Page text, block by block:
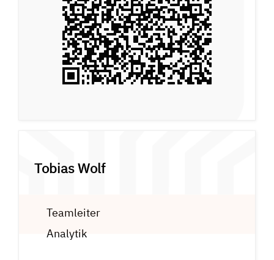
Tobias Wolf
Teamleiter
Analytik